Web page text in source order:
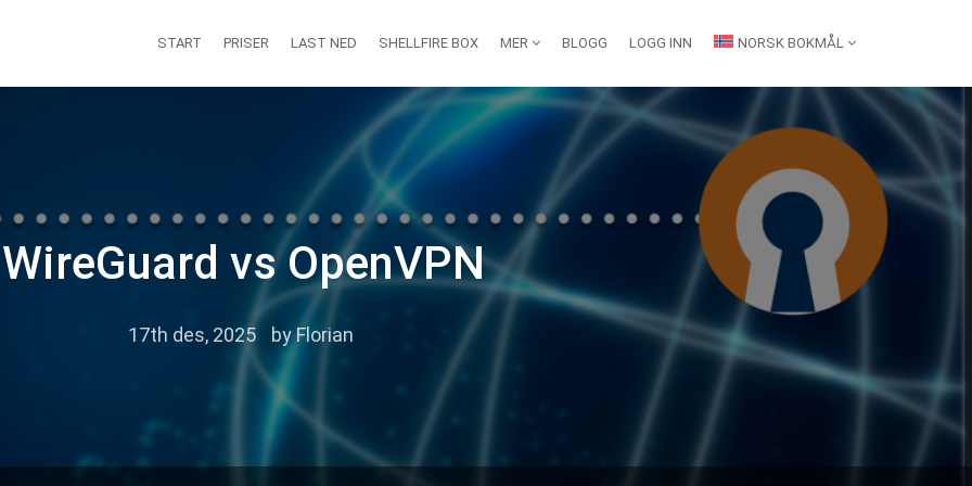
START PRISER LAST NED SHELLFIRE BOX MER BLOGG LOGG INN NORSK BOKMÅL
WireGuard vs OpenVPN
17th des, 2025 byFlorian